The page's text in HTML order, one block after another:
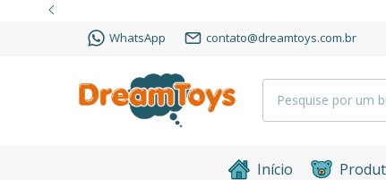
WhatsApp contato@dreamtoys.com.br
Início